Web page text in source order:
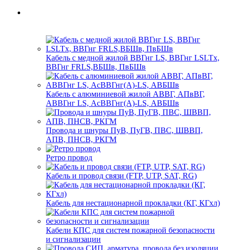
Кабель с медной жилой ВВГнг LS, ВВГнг LSLTx,
ВВГнг FRLS,ВБШв, ПвБШв
Кабель с алюминиевой жилой АВВГ, АПвВГ,
АВВГнг LS, АсВВГнг(А)-LS, АВБШв
Провода и шнуры ПуВ, ПуГВ, ПВС, ШВВП,
АПВ, ПНСВ, РКГМ
Ретро провод
Кабель и провод связи (FTP, UTP, SAT, RG)
Кабель для нестационарной прокладки (КГ, КГхл)
Кабели КПС для систем пожарной безопасности
и сигнализации